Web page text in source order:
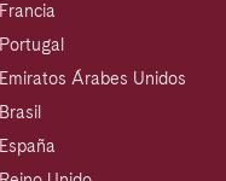
Francia
Portugal
Emiratos Árabes Unidos
Brasil
España